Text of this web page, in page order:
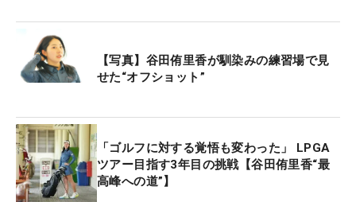
【写真】谷田侑里香が馴染みの練習場で見
せた“オフショット”
「ゴルフに対する覚悟も変わった」 LPGA
ツアー目指す3年目の挑戦【谷田侑里香“最
高峰への道”】